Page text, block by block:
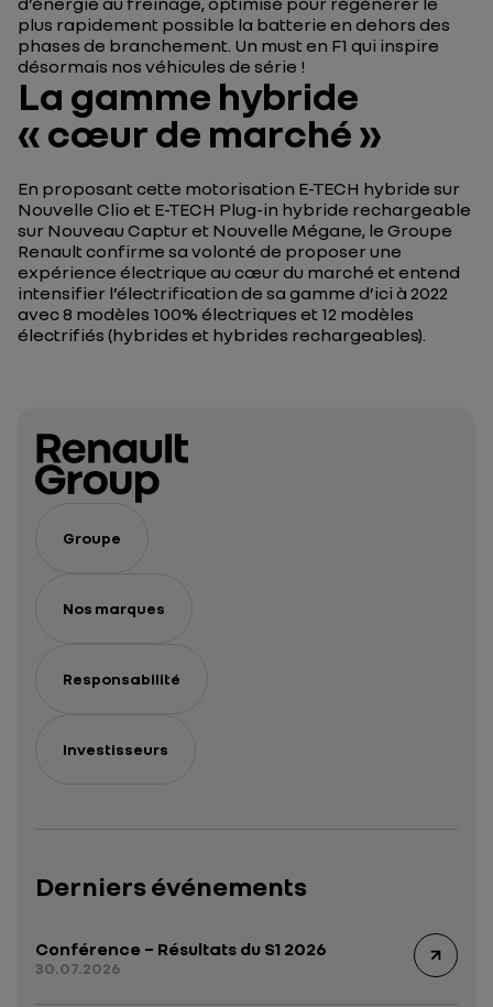
plus rapidement possible la batterie en dehors des
phases de branchement. Un must en F1 qui inspire
désormais nos véhicules de série !
La gamme hybride
« cœur de marché »
En proposant cette motorisation E-TECH hybride sur
Nouvelle Clio et E-TECH Plug-in hybride rechargeable
sur Nouveau Captur et Nouvelle Mégane, le Groupe
Renault confirme sa volonté de proposer une
expérience électrique au cœur du marché et entend
intensifier l’électrification de sa gamme d’ici à 2022
avec 8 modèles 100% électriques et 12 modèles
électrifiés (hybrides et hybrides rechargeables).
Groupe
Nos marques
Responsabilité
Investisseurs
Derniers événements
Conférence – Résultats du S1 2026
30.07.2026